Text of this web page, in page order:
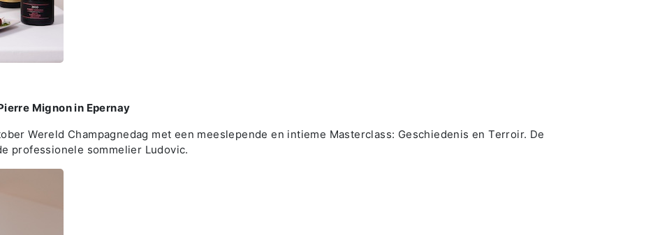
Mignon in Epernay
Wereld Champagnedag met een meeslepende en intieme Masterclass: Geschiedenis en Terroir. De
professionele sommelier Ludovic.